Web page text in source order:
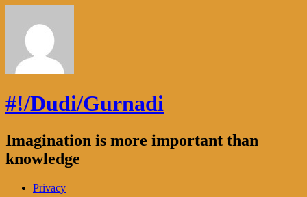
#!/Dudi/Gurnadi
Imagination is more important than
knowledge
Privacy